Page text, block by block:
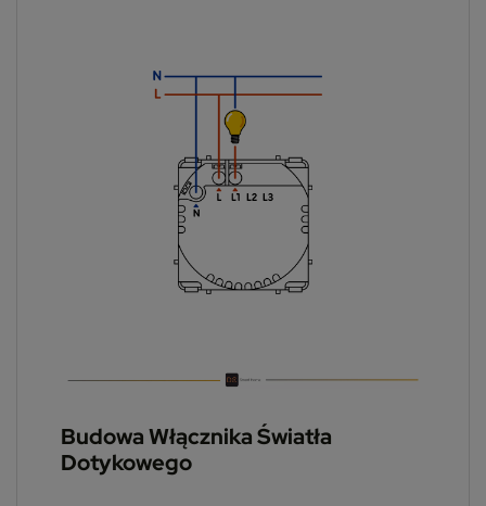
Budowa Włącznika Światła
Dotykowego